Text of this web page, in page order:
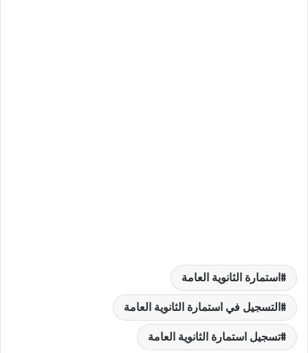
استمارة الثانوية العامة
التسجيل في استمارة الثانوية العامة
تسجيل استمارة الثانوية العامة